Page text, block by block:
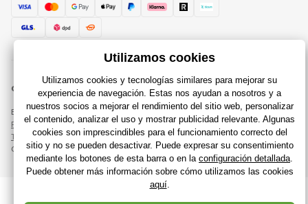
© 2018 - 2026 Raijuguetes.es, Todos los derechos reservados
Esta página está protegida por reCAPTCHA y se aplican
Política de privacidadcompañías de Google y su
Términos y condiciones.
Creación de tiendas en línea eficientes desdeRIESENIA